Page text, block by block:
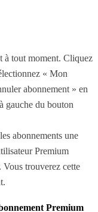
à tout moment. Cliquez
« Mon
abonnement » en
gauche du bouton
abonnements une
Premium
trouverez cette
Premium